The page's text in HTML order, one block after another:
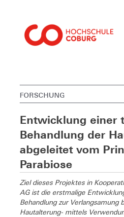
FORSCHUNG
Entwicklung einer
Behandlung der
abgeleitet vom
Parabiose
Ziel dieses Projektes in
AG ist die erstmalige
Behandlung zur Verlangsamung
Hautalterung- mittels